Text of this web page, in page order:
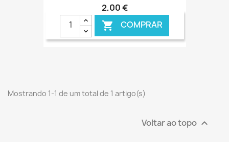
2,00 €
 COMPRAR
Mostrando 1-1 de um total de 1 artigo(s)
Voltar ao topo 